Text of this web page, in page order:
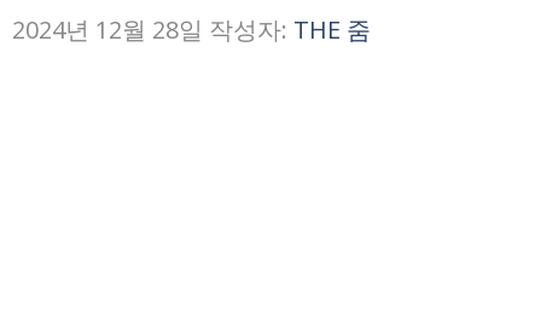
2024년 12월 28일 작성자: THE 줌